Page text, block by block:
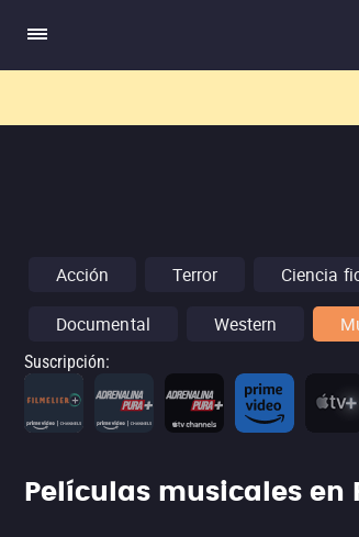
Acción Terror Ciencia
Documental Western
Suscripción:
Películas musicales